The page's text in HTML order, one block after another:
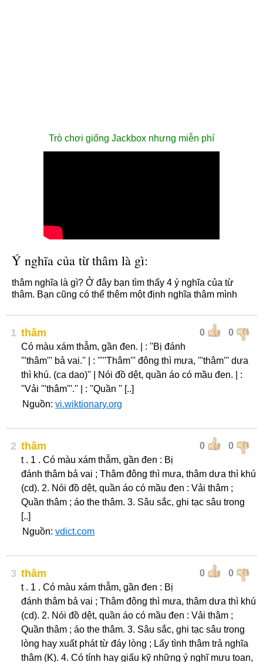
Trò chơi giống Jackbox nhưng miễn phí
Ý nghĩa của từ thâm là gì:
thâm nghĩa là gì? Ở đây bạn tìm thấy 4 ý nghĩa của từ
thâm. Bạn cũng có thể thêm một định nghĩa thâm mình
1 0 0
thâm
Có màu xám thẫm, gần đen. | : ''Bị đánh
'''thâm''' bả vai.'' | : '''''Thâm''' đông thì mưa, '''thâm''' dưa
thì khú. (ca dao)'' | Nói đồ dệt, quần áo có mầu đen. | :
''Vải '''thâm'''.'' | : ''Quần '' [..]
Nguồn: vi.wiktionary.org
2 0 0
thâm
t . 1 . Có màu xám thẫm, gần đen : Bị
đánh thâm bả vai ; Thâm đông thì mưa, thâm dưa thì khú
(cd). 2. Nói đồ dệt, quần áo có mầu đen : Vải thâm ;
Quần thâm ; áo the thâm. 3. Sâu sắc, ghi tạc sâu trong
[..]
Nguồn: vdict.com
3 0 0
thâm
t . 1 . Có màu xám thẫm, gần đen : Bị
đánh thâm bả vai ; Thâm đông thì mưa, thâm dưa thì khú
(cd). 2. Nói đồ dệt, quần áo có mầu đen : Vải thâm ;
Quần thâm ; áo the thâm. 3. Sâu sắc, ghi tạc sâu trong
lòng hay xuất phát từ đáy lòng ; Lấy tình thâm trả nghĩa
thâm (K). 4. Có tính hay giấu kỹ những ý nghĩ mưu toan,